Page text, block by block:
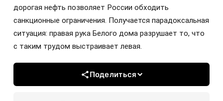
дорогая нефть позволяет России обходить
санкционные ограничения. Получается парадоксальная
ситуация: правая рука Белого дома разрушает то, что
с таким трудом выстраивает левая.
Поделиться